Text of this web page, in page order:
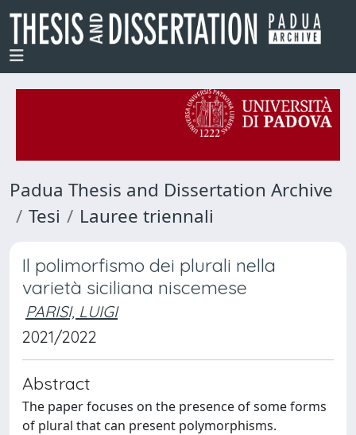
Padua Thesis and Dissertation Archive
Tesi
Lauree triennali
Il polimorfismo dei plurali nella
varietà siciliana niscemese
PARISI, LUIGI
2021/2022
Abstract
The paper focuses on the presence of some forms
of plural that can present polymorphisms.